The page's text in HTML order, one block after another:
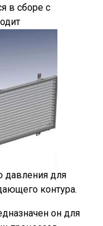
в сборе с
давления для
контура.
он для